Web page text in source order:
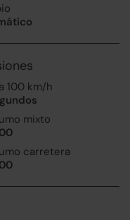
100 km/h
mixto
carretera